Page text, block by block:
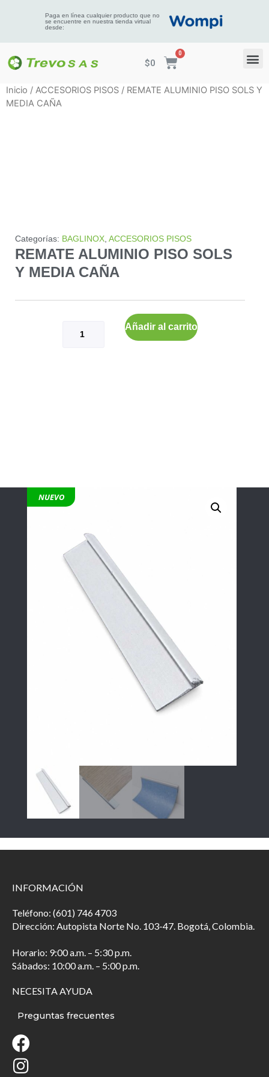
Paga en línea cualquier producto que no
se encuentre en nuestra tienda virtual
desde:
$0
Inicio / ACCESORIOS PISOS / REMATE ALUMINIO PISO SOLS Y
MEDIA CAÑA
Categorías: BAGLINOX ACCESORIOS PISOS
REMATE ALUMINIO PISO SOLS
Y MEDIA CAÑA
Añadir al carrito
NUEVO
INFORMACIÓN
Teléfono: (601) 746 4703
Dirección: Autopista Norte No. 103-47. Bogotá, Colombia.
Horario: 9:00 a.m. – 5:30 p.m.
Sábados: 10:00 a.m. – 5:00 p.m.
NECESITA AYUDA
Preguntas frecuentes